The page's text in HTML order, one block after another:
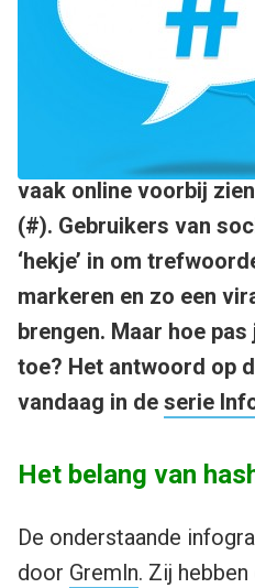
vaak online voorbij
(#). Gebruikers van
‘hekje’ in om
markeren en zo een
brengen. Maar hoe
toe? Het antwoord op
vandaag in de serie
Het belang van
De onderstaande
door Gremln. Zij hebben